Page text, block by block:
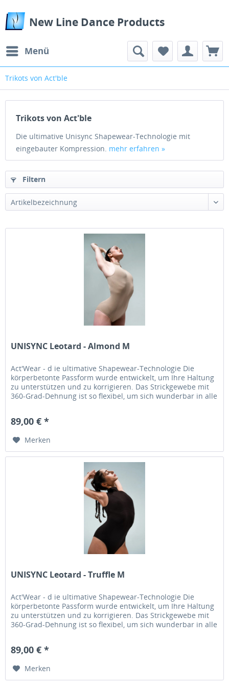
New Line Dance Products
Menü
Trikots von Act'ble
Trikots von Act'ble
Die ultimative Unisync Shapewear-Technologie mit
eingebauter Kompression. mehr erfahren »
Filtern
Artikelbezeichnung
UNISYNC Leotard - Almond M
Act'Wear - d ie ultimative Shapewear-Technologie Die
körperbetonte Passform wurde entwickelt, um Ihre Haltung
zu unterstützen und zu korrigieren. Das Strickgewebe mit
360-Grad-Dehnung ist so flexibel, um sich wunderbar in alle
89,00 € *
Merken
UNISYNC Leotard - Truffle M
Act'Wear - d ie ultimative Shapewear-Technologie Die
körperbetonte Passform wurde entwickelt, um Ihre Haltung
zu unterstützen und zu korrigieren. Das Strickgewebe mit
360-Grad-Dehnung ist so flexibel, um sich wunderbar in alle
89,00 € *
Merken